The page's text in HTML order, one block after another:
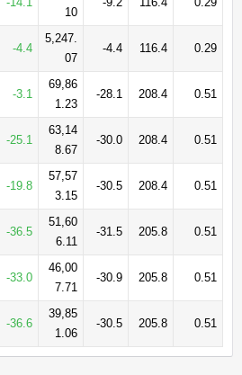
10
-4.4
5,247.
07
-4.4 116.4 0.29
-3.1
69,86
1.23
-28.1 208.4 0.51
-25.1
63,14
8.67
-30.0 208.4 0.51
-19.8
57,57
3.15
-30.5 208.4 0.51
-36.5
51,60
6.11
-31.5 205.8 0.51
-33.0
46,00
7.71
-30.9 205.8 0.51
-36.6
39,85
1.06
-30.5 205.8 0.51